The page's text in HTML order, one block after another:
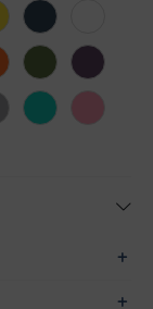
Denim
Oliva Padlizsán
Türkiz
Világos
rózsaszín